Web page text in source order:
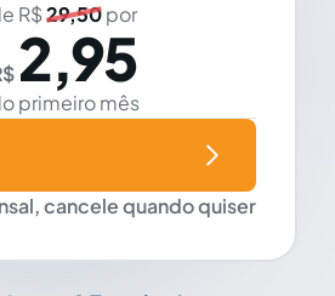
R$29,50por
2,95
primeiro mês
cancele quando quiser